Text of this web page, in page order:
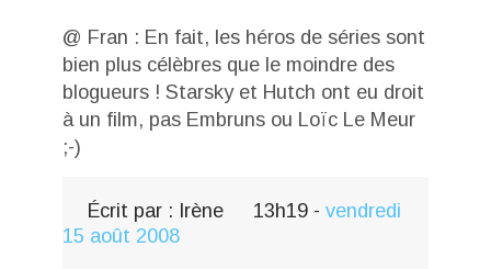
@ Fran : En fait, les héros de séries sont
bien plus célèbres que le moindre des
blogueurs ! Starsky et Hutch ont eu droit
à un film, pas Embruns ou Loïc Le Meur
;-)
Écrit par : Irène 13h19 -vendredi
15 août 2008